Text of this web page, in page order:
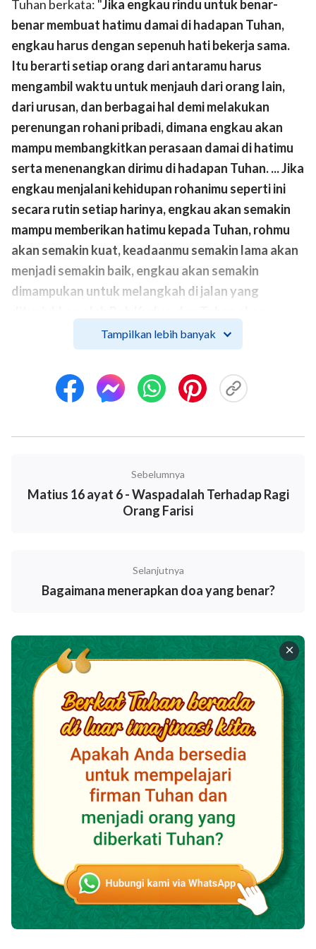
Tuhan berkata: "Jika engkau rindu untuk benar-
benar membuat hatimu damai di hadapan Tuhan,
engkau harus dengan sepenuh hati bekerja sama.
Itu berarti setiap orang dari antaramu harus
mengambil waktu untuk menjauh dari orang lain,
dari urusan, dan berbagai hal demi melakukan
perenungan rohani pribadi, dimana engkau akan
mampu membangkitkan perasaan damai di hatimu
serta menenangkan dirimu di hadapan Tuhan. ... Jika
engkau menjalani kehidupan rohanimu seperti ini
secara rutin setiap harinya, engkau akan semakin
mampu memberikan hatimu kepada Tuhan, rohmu
akan semakin kuat, keadaanmu semakin lama akan
menjadi semakin baik, engkau akan semakin
dimampukan untuk melangkah di jalan yang
melimpahkan lebih banyak berkat-Nya kepadamu
di hadapan Tuhan dan renungan yang efektif
menuntut kita untuk secara sadar menghindari semua
bisa menenangkan hati kita di hadapan Tuhan untuk
renungan setiap hari, situasi renungan kita akan
Kedua, Anda harus merenungkan dan
berdoa-membaca firman Tuhan dalam
Cara kedua untuk mencapai hasil yang baik dalam
renungan malam adalah dengan mempelajari firman
Tuhan dan mencoba untuk memahami firman Tuhan.
Berkali-kali, ketika kita membaca firman Tuhan, kita
hanya puas memahami arti harfiahnya. Setelah
renungan seperti itu, meskipun kita bisa membaca
banyak firman Tuhan, kita tidak terlalu memahami
konotasi firman Tuhan dan masih gagal mencapai hasil
yang baik. Kita semua tahu bahwa firman Tuhan
adalah kebenaran, dan setiap perkataan firman Tuhan
mengandung makna yang dalam. Itu bukanlah sesuatu
yang dapat kita pahami dengan memikirkannya
dengan pikiran kita. Itu memerlukan kita untuk
merenung, membaca dan berdoa dengan hati kita.
Tampilkan lebih banyak
Sebelumnya
Matius 16 ayat 6 - Waspadalah Terhadap Ragi
Orang Farisi
Selanjutnya
Bagaimana menerapkan doa yang benar?